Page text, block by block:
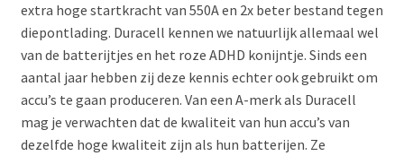
extra hoge startkracht van 550A en 2x beter bestand tegen
diepontlading. Duracell kennen we natuurlijk allemaal wel
van de batterijtjes en het roze ADHD konijntje. Sinds een
aantal jaar hebben zij deze kennis echter ook gebruikt om
accu’s te gaan produceren. Van een A-merk als Duracell
mag je verwachten dat de kwaliteit van hun accu’s van
dezelfde hoge kwaliteit zijn als hun batterijen. Ze